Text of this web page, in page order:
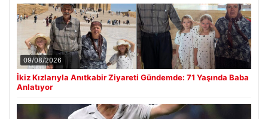
09/08/2026
İkiz Kızlarıyla Anıtkabir Ziyareti Gündemde: 71 Yaşında Baba
Anlatıyor